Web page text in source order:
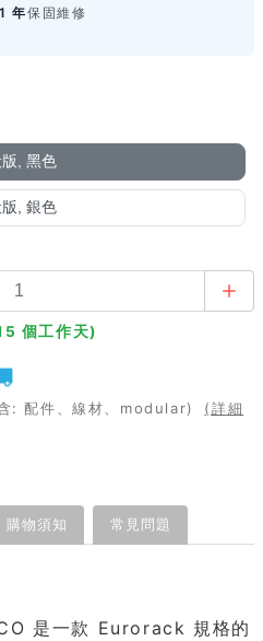
1 年保固維修
, 黑色
, 銀色
個工作天)
: 配件、線材、modular)
(詳細
購物須知 常見問題
是一款 Eurorack 規格的